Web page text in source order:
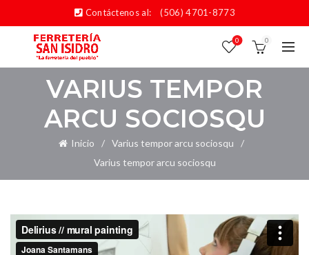
Contáctenos al: (506) 4701-8773
0 0
VARIUS TEMPOR
ARCU SOCIOSQU
Inicio
Varius tempor arcu sociosqu
Varius tempor arcu sociosqu